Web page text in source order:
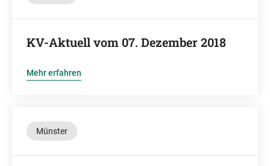
KV-Aktuell vom 07. Dezember 2018
Mehr erfahren
Münster